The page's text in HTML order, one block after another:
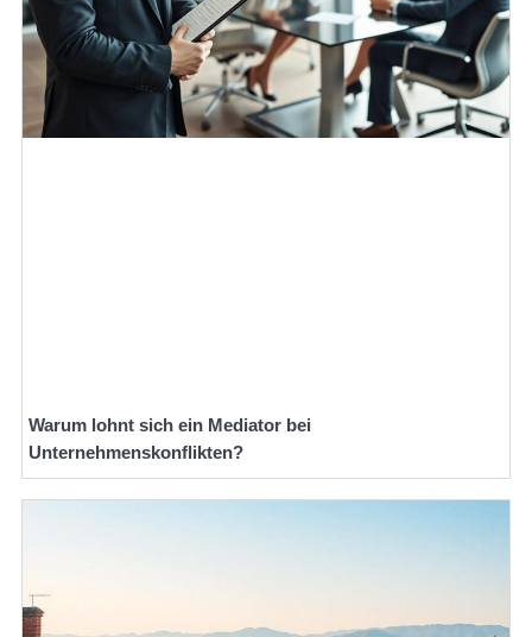
Warum lohnt sich ein Mediator bei
Unternehmenskonflikten?